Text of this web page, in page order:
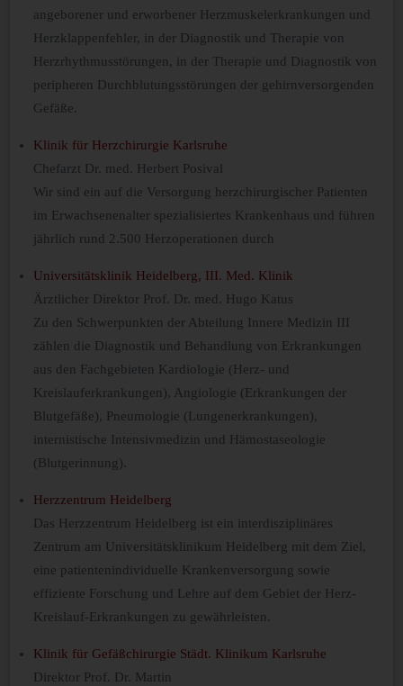
angeborener und erworbener Herzmuskelerkrankungen und
Herzklappenfehler, in der Diagnostik und Therapie von
Herzrhythmusstörungen, in der Therapie und Diagnostik von
peripheren Durchblutungsstörungen der gehirnversorgenden
Gefäße.
Klinik für Herzchirurgie Karlsruhe
Chefarzt Dr. med. Herbert Posival
Wir sind ein auf die Versorgung herzchirurgischer Patienten
im Erwachsenenalter spezialisiertes Krankenhaus und führen
jährlich rund 2.500 Herzoperationen durch
Universitätsklinik Heidelberg, III. Med. Klinik
Ärztlicher Direktor Prof. Dr. med. Hugo Katus
Zu den Schwerpunkten der Abteilung Innere Medizin III
zählen die Diagnostik und Behandlung von Erkrankungen
aus den Fachgebieten Kardiologie (Herz- und
Kreislauferkrankungen), Angiologie (Erkrankungen der
Blutgefäße), Pneumologie (Lungenerkrankungen),
internistische Intensivmedizin und Hämostaseologie
(Blutgerinnung).
Herzzentrum Heidelberg
Das Herzzentrum Heidelberg ist ein interdisziplinäres
Zentrum am Universitätsklinikum Heidelberg mit dem Ziel,
eine patientenindividuelle Krankenversorgung sowie
effiziente Forschung und Lehre auf dem Gebiet der Herz-
Kreislauf-Erkrankungen zu gewährleisten.
Klinik für Gefäßchirurgie Städt. Klinikum Karlsruhe
Direktor Prof. Dr. Martin